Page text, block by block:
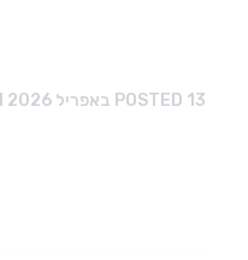
POSTED 13 באפריל 2026